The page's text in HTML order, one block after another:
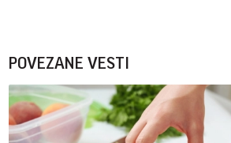
POVEZANE VESTI